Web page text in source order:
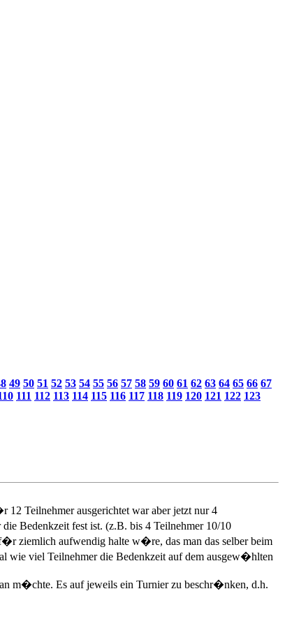
49 50 51 52 53 54 55 56 57 58 59 60 61 62 63 64 65 66 67
111 112 113 114 115 116 117 118 119 120 121 122 123
12 Teilnehmer ausgerichtet war aber jetzt nur 4
Bedenkzeit fest ist. (z.B. bis 4 Teilnehmer 10/10
ziemlich aufwendig halte w�re, das man das selber beim
wie viel Teilnehmer die Bedenkzeit auf dem ausgew�hlten
m�chte. Es auf jeweils ein Turnier zu beschr�nken, d.h.